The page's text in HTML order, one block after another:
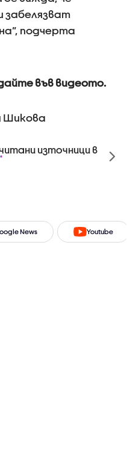
забелязват
подчерта
във видеото.
Шикова
източници в
News Youtube